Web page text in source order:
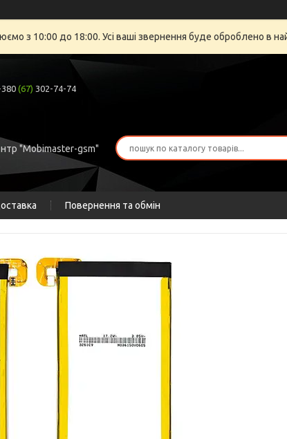
з 10:00 до 18:00. Усі ваші звернення буде оброблено в
(67) 302-74-74
"Mobimaster-gsm"
Повернення та обмін